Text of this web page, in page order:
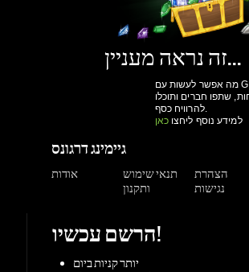
שתפו חברים ותוכלו
להרוויח כסף.
גיימינג דרגונס
תנאי שימוש
הצהרת
נגישות
יותר קניות ביום
גישה למערכת הקריסטלים וההטבות שלנו
הנחות למשתמשים רשומים
הרשם עכשיו!